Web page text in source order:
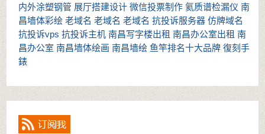
内外涂塑钢管 展厅搭建设计 微信投票制作 氦质谱检漏仪 南
昌墙体彩绘 老域名 老域名 老域名 抗投诉服务器 仿牌域名
抗投诉vps 抗投诉主机 南昌写字楼出租 南昌办公室出租 南
昌办公室 南昌墙体绘画 南昌墙绘 鱼竿排名十大品牌 復刻手
錶